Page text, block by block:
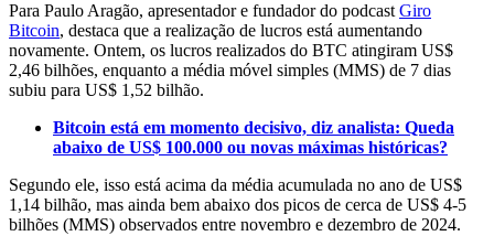
Para Paulo Aragão, apresentador e fundador do podcast Giro
Bitcoin, destaca que a realização de lucros está aumentando
novamente. Ontem, os lucros realizados do BTC atingiram US$
2,46 bilhões, enquanto a média móvel simples (MMS) de 7 dias
subiu para US$ 1,52 bilhão.
Bitcoin está em momento decisivo, diz analista: Queda
abaixo de US$ 100.000 ou novas máximas históricas?
Segundo ele, isso está acima da média acumulada no ano de US$
1,14 bilhão, mas ainda bem abaixo dos picos de cerca de US$ 4-5
bilhões (MMS) observados entre novembro e dezembro de 2024.